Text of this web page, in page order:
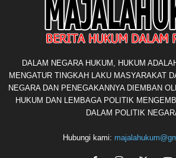
DALAM NEGARA HUKUM, HUKUM
MENGATUR TINGKAH LAKU MASYARAKAT
NEGARA DAN PENEGAKANNYA DIEMBAN
HUKUM DAN LEMBAGA POLITIK
DALAM POLITIK
Hubungi kami: